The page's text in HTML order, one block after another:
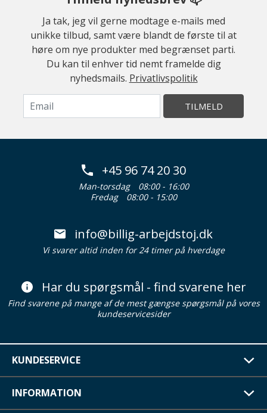
Ja tak, jeg vil gerne modtage e-mails med
unikke tilbud, samt være blandt de første til at
høre om nye produkter med begrænset parti.
Du kan til enhver tid nemt framelde dig
nyhedsmails. Privatlivspolitik
TILMELD
+45 96 74 20 30
Man-torsdag
08:00 - 16:00
Fredag
08:00 - 15:00
info@billig-arbejdstoj.dk
Vi svarer altid inden for 24 timer på hverdage
Har du spørgsmål - find svarene her
Find svarene på mange af de mest gængse spørgsmål på vores
kundeservicesider
KUNDESERVICE
INFORMATION